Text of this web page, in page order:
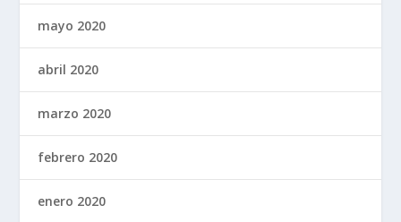
mayo 2020
abril 2020
marzo 2020
febrero 2020
enero 2020